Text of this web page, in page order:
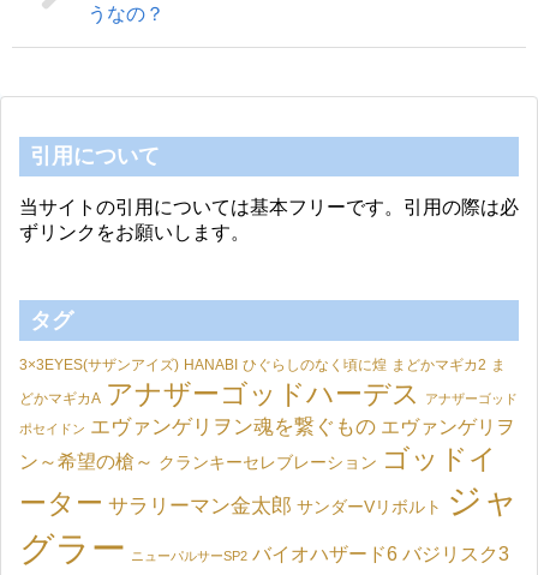
うなの？
引用について
当サイトの引用については基本フリーです。引用の際は必
ずリンクをお願いします。
タグ
3×3EYES(サザンアイズ) HANABI ひぐらしのなく頃に煌 まどかマギカ2 ま
どかマギカA アナザーゴッドハーデス アナザーゴッド
ポセイドン エヴァンゲリヲン魂を繋ぐもの エヴァンゲリヲ
ン～希望の槍～ クランキーセレブレーション ゴッドイ
ーター サラリーマン金太郎 サンダーVリボルト
ジャ
グラー
ニューパルサーSP2 バイオハザード6 バジリスク3